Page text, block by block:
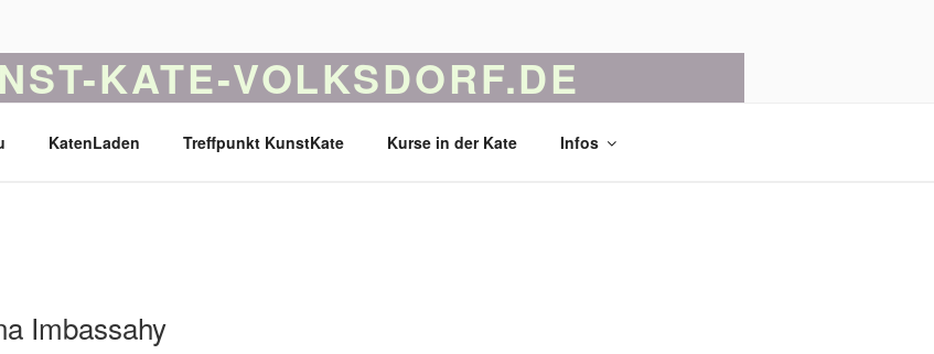
KATE-VOLKSDORF.DE
KatenLaden Treffpunkt KunstKate Kurse in der Kate Infos
Imbassahy